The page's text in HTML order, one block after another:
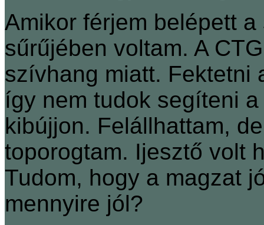
Amikor férjem belépett
sűrűjében voltam. A
szívhang miatt. Fektetni
így nem tudok segíteni
kibújjon. Felállhattam,
toporogtam. Ijesztő volt
Tudom, hogy a magzat
mennyire jól?